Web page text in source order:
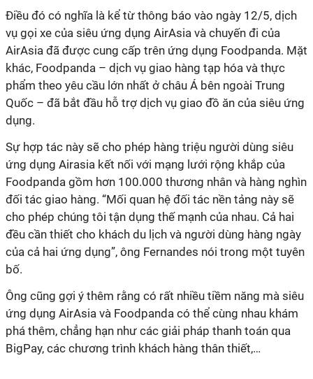
Điều đó có nghĩa là kể từ thông báo vào ngày 12/5, dịch
vụ gọi xe của siêu ứng dụng AirAsia và chuyến đi của
AirAsia đã được cung cấp trên ứng dụng Foodpanda. Mặt
khác, Foodpanda – dịch vụ giao hàng tạp hóa và thực
phẩm theo yêu cầu lớn nhất ở châu Á bên ngoài Trung
Quốc – đã bắt đầu hỗ trợ dịch vụ giao đồ ăn của siêu ứng
dụng.
Sự hợp tác này sẽ cho phép hàng triệu người dùng siêu
ứng dụng Airasia kết nối với mạng lưới rộng khắp của
Foodpanda gồm hơn 100.000 thương nhân và hàng nghìn
đối tác giao hàng. “Mối quan hệ đối tác nền tảng này sẽ
cho phép chúng tôi tận dụng thế mạnh của nhau. Cả hai
đều cần thiết cho khách du lịch và người dùng hàng ngày
của cả hai ứng dụng”, ông Fernandes nói trong một tuyên
bố.
Ông cũng gợi ý thêm rằng có rất nhiều tiềm năng mà siêu
ứng dụng AirAsia và Foodpanda có thể cùng nhau khám
phá thêm, chẳng hạn như các giải pháp thanh toán qua
BigPay, các chương trình khách hàng thân thiết,…